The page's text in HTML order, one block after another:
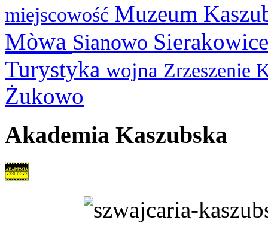
miejscowość Muzeum
Mòwa Sianowo
Turystyka wojna Zrzeszenie
Żukowo
Akademia Kaszubska